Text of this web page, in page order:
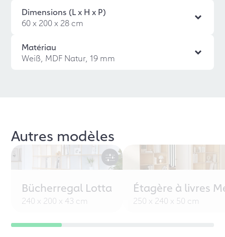
Dimensions (L x H x P)
60 x 200 x 28 cm
Matériau
Weiß, MDF Natur, 19 mm
Autres modèles
Bücherregal Lotta
240 x 200 x 43 cm
Étagère à livres
250 x 240 x 50 cm